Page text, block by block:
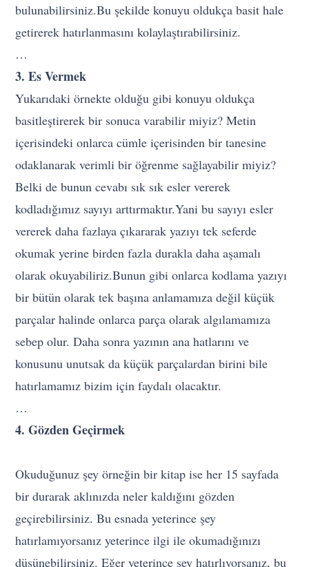
bulunabilirsiniz.Bu şekilde konuyu oldukça basit hale
getirerek hatırlanmasını kolaylaştırabilirsiniz.
…
3. Es Vermek
Yukarıdaki örnekte olduğu gibi konuyu oldukça
basitleştirerek bir sonuca varabilir miyiz? Metin
içerisindeki onlarca cümle içerisinden bir tanesine
odaklanarak verimli bir öğrenme sağlayabilir miyiz?
Belki de bunun cevabı sık sık esler vererek
kodladığımız sayıyı arttırmaktır.Yani bu sayıyı esler
vererek daha fazlaya çıkararak yazıyı tek seferde
okumak yerine birden fazla durakla daha aşamalı
olarak okuyabiliriz.Bunun gibi onlarca kodlama yazıyı
bir bütün olarak tek başına anlamamıza değil küçük
parçalar halinde onlarca parça olarak algılamamıza
sebep olur. Daha sonra yazının ana hatlarını ve
konusunu unutsak da küçük parçalardan birini bile
hatırlamamız bizim için faydalı olacaktır.
…
4. Gözden Geçirmek
Okuduğunuz şey örneğin bir kitap ise her 15 sayfada
bir durarak aklınızda neler kaldığını gözden
geçirebilirsiniz. Bu esnada yeterince şey
hatırlamıyorsanız yeterince ilgi ile okumadığınızı
düşünebilirsiniz. Eğer yeterince şey hatırlıyorsanız, bu